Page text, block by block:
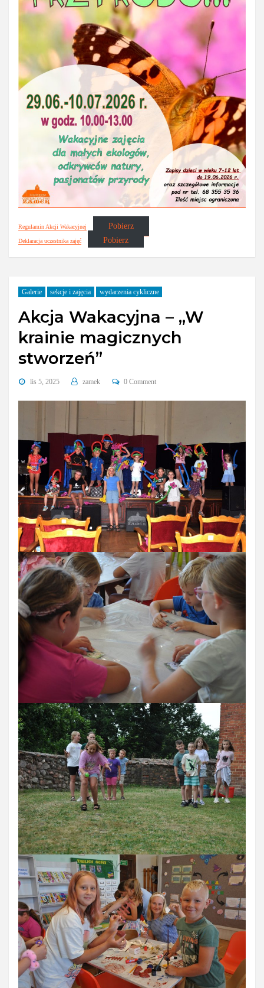
Regulamin Akcji Wakacyjnej Pobierz
Deklaracja uczestnika zajęć Pobierz
Galerie sekcje i zajęcia wydarzenia cykliczne
Akcja Wakacyjna – „W
krainie magicznych
stworzeń”
lis 5, 2025 zamek 0 Comment